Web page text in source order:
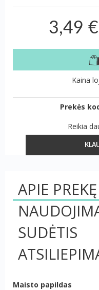
3,49 €
Kaina
Prekės
Reikia
APIE PREKĘ
SUDĖTIS
Maisto papildas